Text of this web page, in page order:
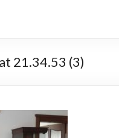
21.34.53 (3)